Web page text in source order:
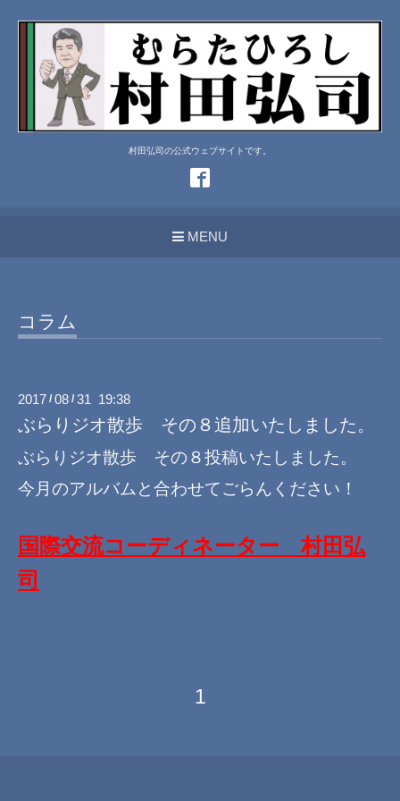
村田弘司の公式ウェブサイトです。
MENU
コラム
2017 / 08 / 31 19:38
ぶらりジオ散歩 その８追加いたしました。
ぶらりジオ散歩 その８投稿いたしました。
今月のアルバムと合わせてごらんください！
国際交流コーディネーター 村田弘
司
1